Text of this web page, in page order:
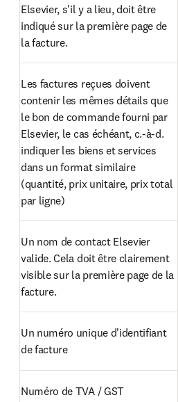
Elsevier, s'il y a lieu, doit être
indiqué sur la première page de
la facture.
Les factures reçues doivent
contenir les mêmes détails que
le bon de commande fourni par
Elsevier, le cas échéant, c.-à-d.
indiquer les biens et services
dans un format similaire
(quantité, prix unitaire, prix total
par ligne)
Un nom de contact Elsevier
valide. Cela doit être clairement
visible sur la première page de la
facture.
Un numéro unique d'identifiant
de facture
Numéro de TVA / GST